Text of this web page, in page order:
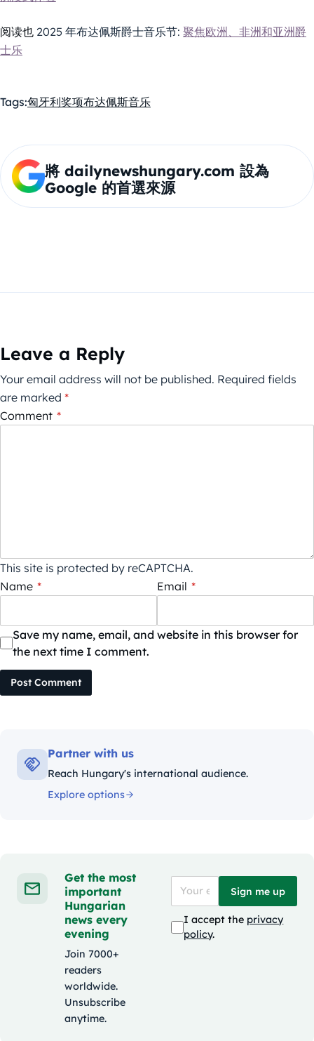
阅读也 2025 年布达佩斯爵士音乐节: 聚焦欧洲、非洲和亚洲爵
士乐
Tags:匈牙利奖项布达佩斯音乐
將 dailynewshungary.com 設為
Google 的首選來源
Leave a Reply
Your email address will not be published. Required fields
are marked *
Comment *
This site is protected by reCAPTCHA.
Name * Email *
Save my name, email, and website in this browser for
the next time I comment.
Post Comment
Partner with us
Reach Hungary's international audience.
Explore options
Get the most
important
Hungarian
news every
evening
Join 7000+
readers
worldwide.
Unsubscribe
anytime.
Sign me up
I accept the privacy
policy.